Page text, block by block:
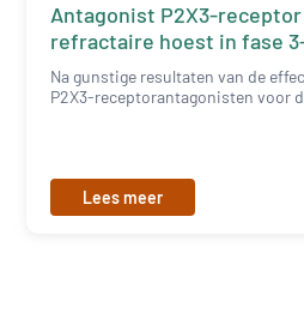
Antagonist P2X3-
refractaire hoest in fase
Na gunstige resultaten van de
P2X3-receptorantagonisten voor
Lees meer